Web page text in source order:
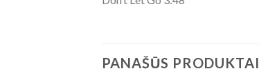
PANAŠŪS PRODUKTAI